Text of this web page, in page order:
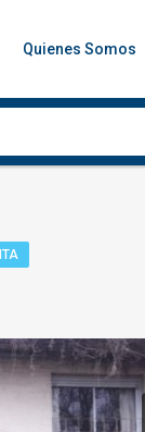
Quienes Somos